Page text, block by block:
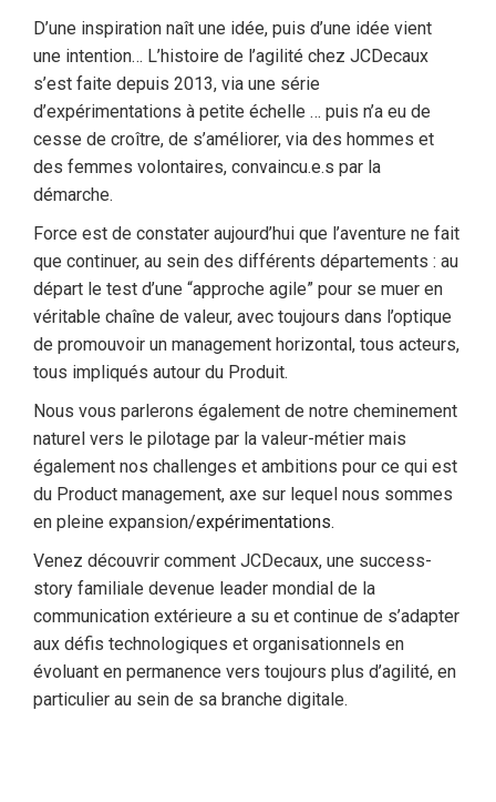
D’une inspiration naît une idée, puis d’une idée vient
une intention… L’histoire de l’agilité chez JCDecaux
s’est faite depuis 2013, via une série
d’expérimentations à petite échelle … puis n’a eu de
cesse de croître, de s’améliorer, via des hommes et
des femmes volontaires, convaincu.e.s par la
démarche.
Force est de constater aujourd’hui que l’aventure ne fait
que continuer, au sein des différents départements : au
départ le test d’une “approche agile” pour se muer en
véritable chaîne de valeur, avec toujours dans l’optique
de promouvoir un management horizontal, tous acteurs,
tous impliqués autour du Produit.
Nous vous parlerons également de notre cheminement
naturel vers le pilotage par la valeur-métier mais
également nos challenges et ambitions pour ce qui est
du Product management, axe sur lequel nous sommes
en pleine expansion/expérimentations.
Venez découvrir comment JCDecaux, une success-
story familiale devenue leader mondial de la
communication extérieure a su et continue de s’adapter
aux défis technologiques et organisationnels en
évoluant en permanence vers toujours plus d’agilité, en
particulier au sein de sa branche digitale.